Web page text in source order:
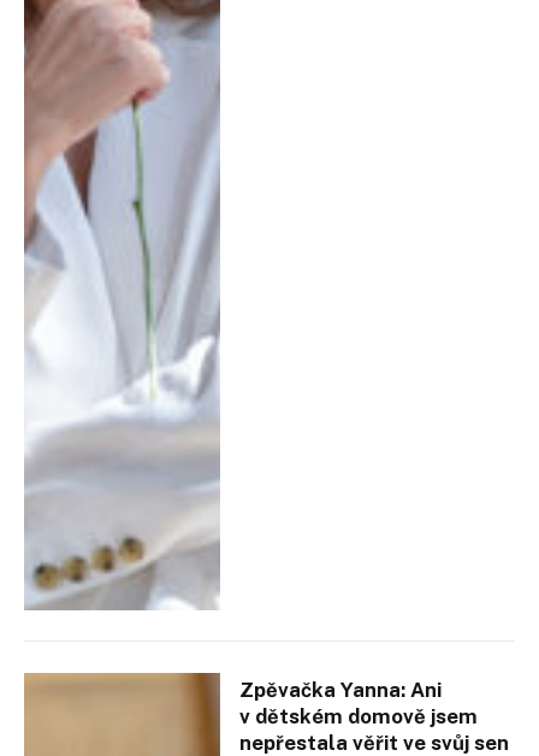
Zpěvačka Yanna: Ani
v dětském domově jsem
nepřestala věřit ve svůj sen